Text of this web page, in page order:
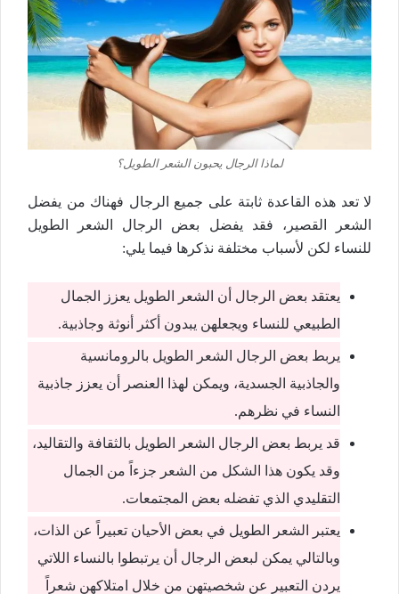
لماذا الرجال يحبون الشعر الطويل؟
لا تعد هذه القاعدة ثابتة على جميع الرجال فهناك من يفضل
الشعر القصير، فقد يفضل بعض الرجال الشعر الطويل
للنساء لكن لأسباب مختلفة نذكرها فيما يلي:
يعتقد بعض الرجال أن الشعر الطويل يعزز الجمال
الطبيعي للنساء ويجعلهن يبدون أكثر أنوثة وجاذبية.
يربط بعض الرجال الشعر الطويل بالرومانسية
والجاذبية الجسدية، ويمكن لهذا العنصر أن يعزز جاذبية
النساء في نظرهم.
قد يربط بعض الرجال الشعر الطويل بالثقافة والتقاليد،
وقد يكون هذا الشكل من الشعر جزءاً من الجمال
التقليدي الذي تفضله بعض المجتمعات.
يعتبر الشعر الطويل في بعض الأحيان تعبيراً عن الذات،
وبالتالي يمكن لبعض الرجال أن يرتبطوا بالنساء اللاتي
يردن التعبير عن شخصيتهن من خلال امتلاكهن شعراً